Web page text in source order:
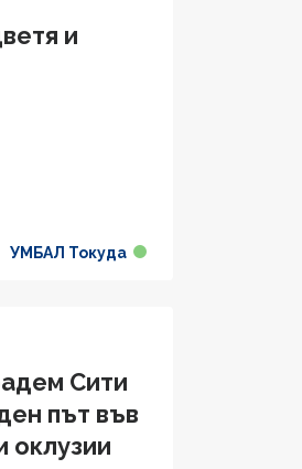
и
УМБАЛ Токуда
Сити
път във
оклузии